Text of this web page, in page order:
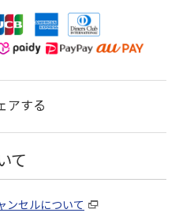
アする
て
ンセルについて